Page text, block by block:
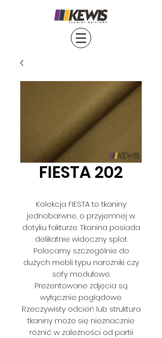
FIESTA 202
Kolekcja FIESTA to tkaniny
jednobarwne, o przyjemnej w
dotyku fakturze. Tkanina posiada
delikatnie widoczny splot.
Polecamy szczególnie do
dużych mebli typu narożniki czy
sofy modułowe.
Prezentowane zdjęcia są
wyłącznie poglądowe.
Rzeczywisty odcień lub struktura
tkaniny może się nieznacznie
różnić w zależności od partii